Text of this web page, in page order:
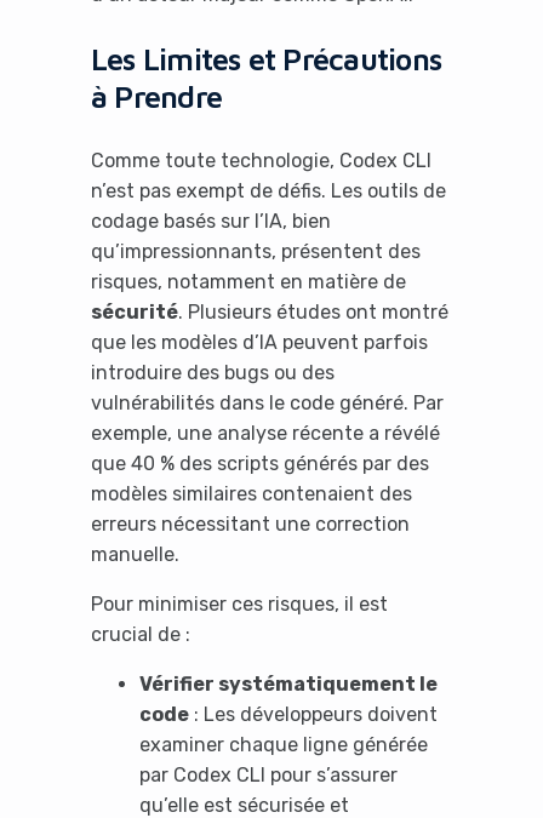
Les Limites et Précautions
à Prendre
Comme toute technologie, Codex CLI
n’est pas exempt de défis. Les outils de
codage basés sur l’IA, bien
qu’impressionnants, présentent des
risques, notamment en matière de
sécurité. Plusieurs études ont montré
que les modèles d’IA peuvent parfois
introduire des bugs ou des
vulnérabilités dans le code généré. Par
exemple, une analyse récente a révélé
que 40 % des scripts générés par des
modèles similaires contenaient des
erreurs nécessitant une correction
manuelle.
Pour minimiser ces risques, il est
crucial de :
Vérifier systématiquement le
code: Les développeurs doivent
examiner chaque ligne générée
par Codex CLI pour s’assurer
qu’elle est sécurisée et
It looks like you're
using an ad-blocker!
Yes, I will turn off Ad-Blocker